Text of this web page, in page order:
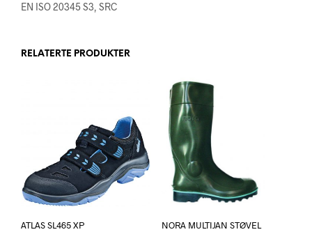
EN ISO 20345 S3, SRC
RELATERTE PRODUKTER
ATLAS SL465 XP NORA MULTIJAN STØVEL